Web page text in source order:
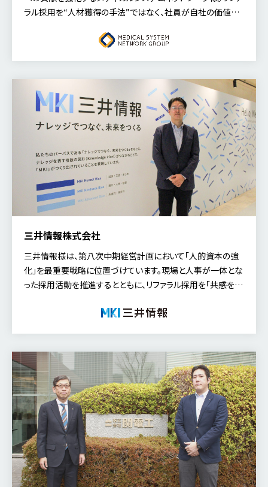
ラル採用を“人材獲得の手法”ではなく、社員が自社の価値を
位置づけています。長期ビジョン「まちのあかりビジョン2035」
三井情報株式会社
三井情報様は、第八次中期経営計画において「人的資本の強
化」を最重要戦略に位置づけています。現場と人事が一体とな
った採用活動を推進するとともに、リファラル採用を「共感を軸
人材基盤の強化を目指しています。 今回は、グループ人材開発
発信について伺いました。回は、グループ人材開発部長の鈴木
貴之 氏に、今後の採用活動の展望や求める人材像、そして
「MyRefer（MyTalent Refer）」を通じた自社の魅力発信につ
いて伺いました。